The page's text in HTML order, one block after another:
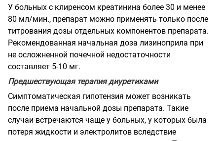
У больных с клиренсом креатинина более 30 и менее
80 мл/мин., препарат можно применять только после
титрования дозы отдельных компонентов препарата.
Рекомендованная начальная доза лизиноприла при
не осложненной почечной недостаточности
составляет 5-10 мг.
Предшествующая терапия диуретиками
Симптоматическая гипотензия может возникать
после приема начальной дозы препарата. Такие
случаи встречаются чаще у больных, у которых была
потеря жидкости и электролитов вследствие